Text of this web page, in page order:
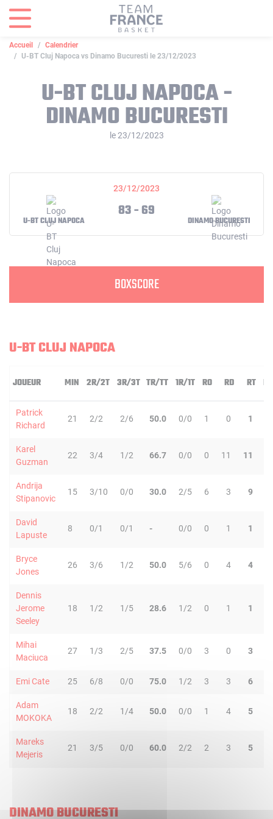
Accueil
Calendrier
U-BT Cluj Napoca vs Dinamo Bucuresti le 23/12/2023
U-BT CLUJ NAPOCA -
DINAMO BUCURESTI
le 23/12/2023
23/12/2023
U-BT CLUJ NAPOCA
83 - 69
DINAMO BUCURESTI
BOXSCORE
U-BT CLUJ NAPOCA
JOUEUR MIN 2R/2T 3R/3T TR/TT 1R/1T RO RD RT PD
Patrick
Richard
21 2/2 2/6 50.0 0/0 1 0 1
Karel
Guzman
22 3/4 1/2 66.7 0/0 0 11 11
Andrija
Stipanovic
15 3/10 0/0 30.0 2/5 6 3 9
David
Lapuste
8 0/1 0/1 - 0/0 0 1 1
Bryce
Jones
26 3/6 1/2 50.0 5/6 0 4 4
Dennis
Jerome
Seeley
18 1/2 1/5 28.6 1/2 0 1 1
Mihai
Maciuca
27 1/3 2/5 37.5 0/0 3 0 3
Emi Cate 25 6/8 0/0 75.0 1/2 3 3 6
Adam
MOKOKA
18 2/2 1/4 50.0 0/0 1 4 5
Mareks
Mejeris
21 3/5 0/0 60.0 2/2 2 3 5
DINAMO BUCURESTI
Panneau de gestion des cookies